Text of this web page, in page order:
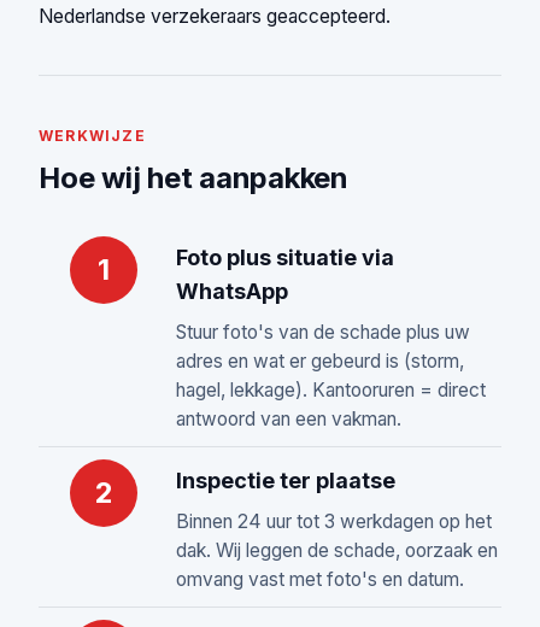
Nederlandse verzekeraars geaccepteerd.
WERKWIJZE
Hoe wij het aanpakken
1
Foto plus situatie via
WhatsApp
Stuur foto's van de schade plus uw
adres en wat er gebeurd is (storm,
hagel, lekkage). Kantooruren = direct
antwoord van een vakman.
2 Inspectie ter plaatse
Binnen 24 uur tot 3 werkdagen op het
dak. Wij leggen de schade, oorzaak en
omvang vast met foto's en datum.